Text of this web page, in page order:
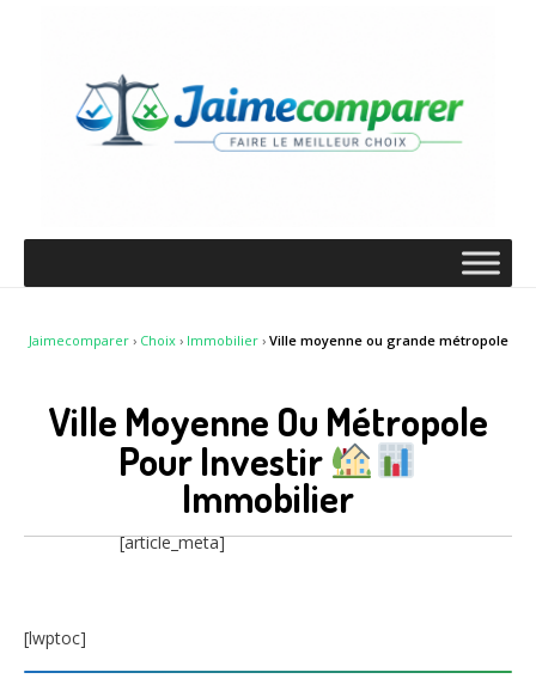
Jaimecomparer› Choix› Immobilier› Ville moyenne ou grande métropole
Ville Moyenne Ou Métropole
Pour Investir
Immobilier
[article_meta]
[lwptoc]